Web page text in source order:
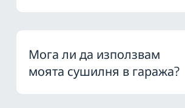
Мога ли да използвам
моята сушилня в гаража?